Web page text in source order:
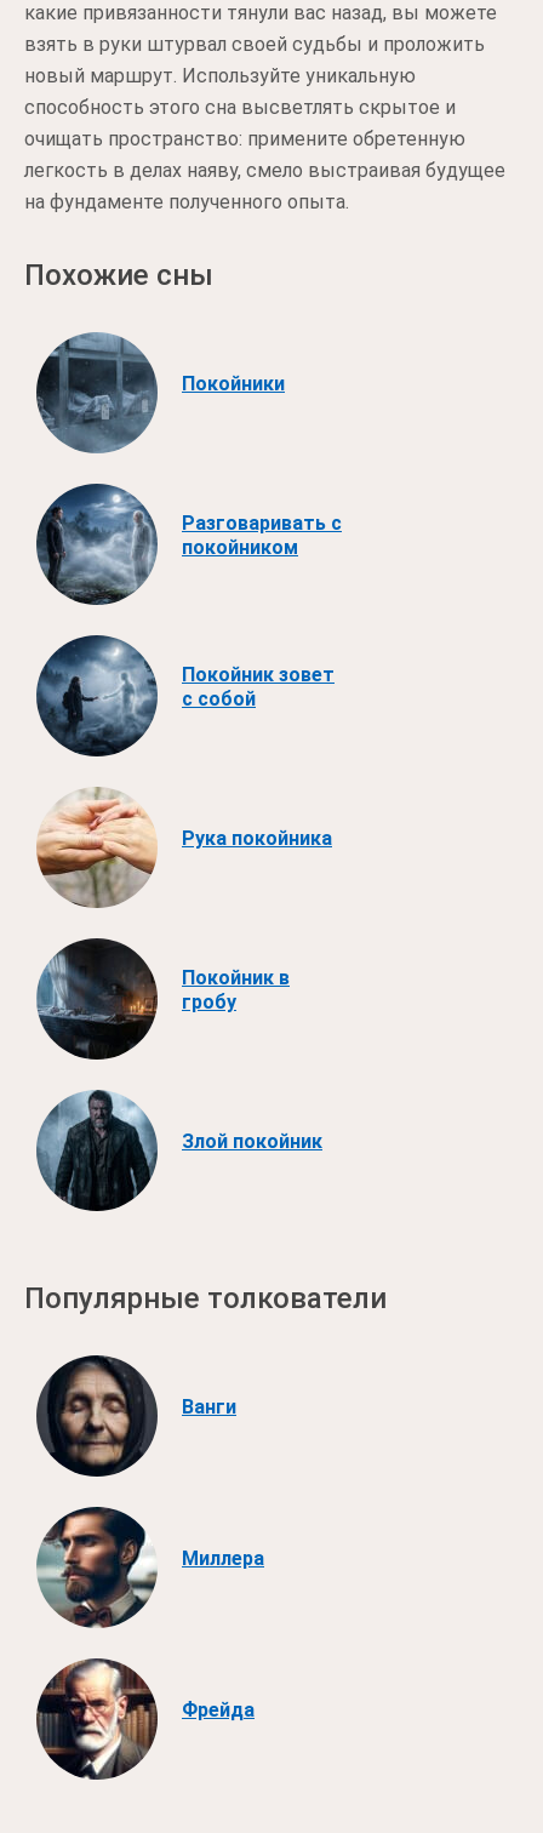
какие привязанности тянули вас назад, вы можете
взять в руки штурвал своей судьбы и проложить
новый маршрут. Используйте уникальную
способность этого сна высветлять скрытое и
очищать пространство: примените обретенную
легкость в делах наяву, смело выстраивая будущее
на фундаменте полученного опыта.
Похожие сны
Покойники
Разговаривать с
покойником
Покойник зовет
с собой
Рука покойника
Покойник в
гробу
Злой покойник
Популярные толкователи
Ванги
Миллера
Фрейда